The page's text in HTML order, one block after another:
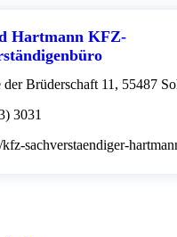
Hartmann KFZ-
der Brüderschaft 11, 55487
3031
sachverstaendiger-